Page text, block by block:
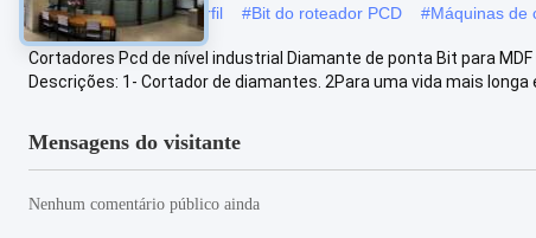
#Bits do roteador de perfil #Bit do roteador PCD #Máquinas de
Cortadores Pcd de nível industrial Diamante de ponta Bit para
Descrições: 1- Cortador de diamantes. 2Para uma vida mais longa e
Mensagens do visitante
Nenhum comentário público ainda